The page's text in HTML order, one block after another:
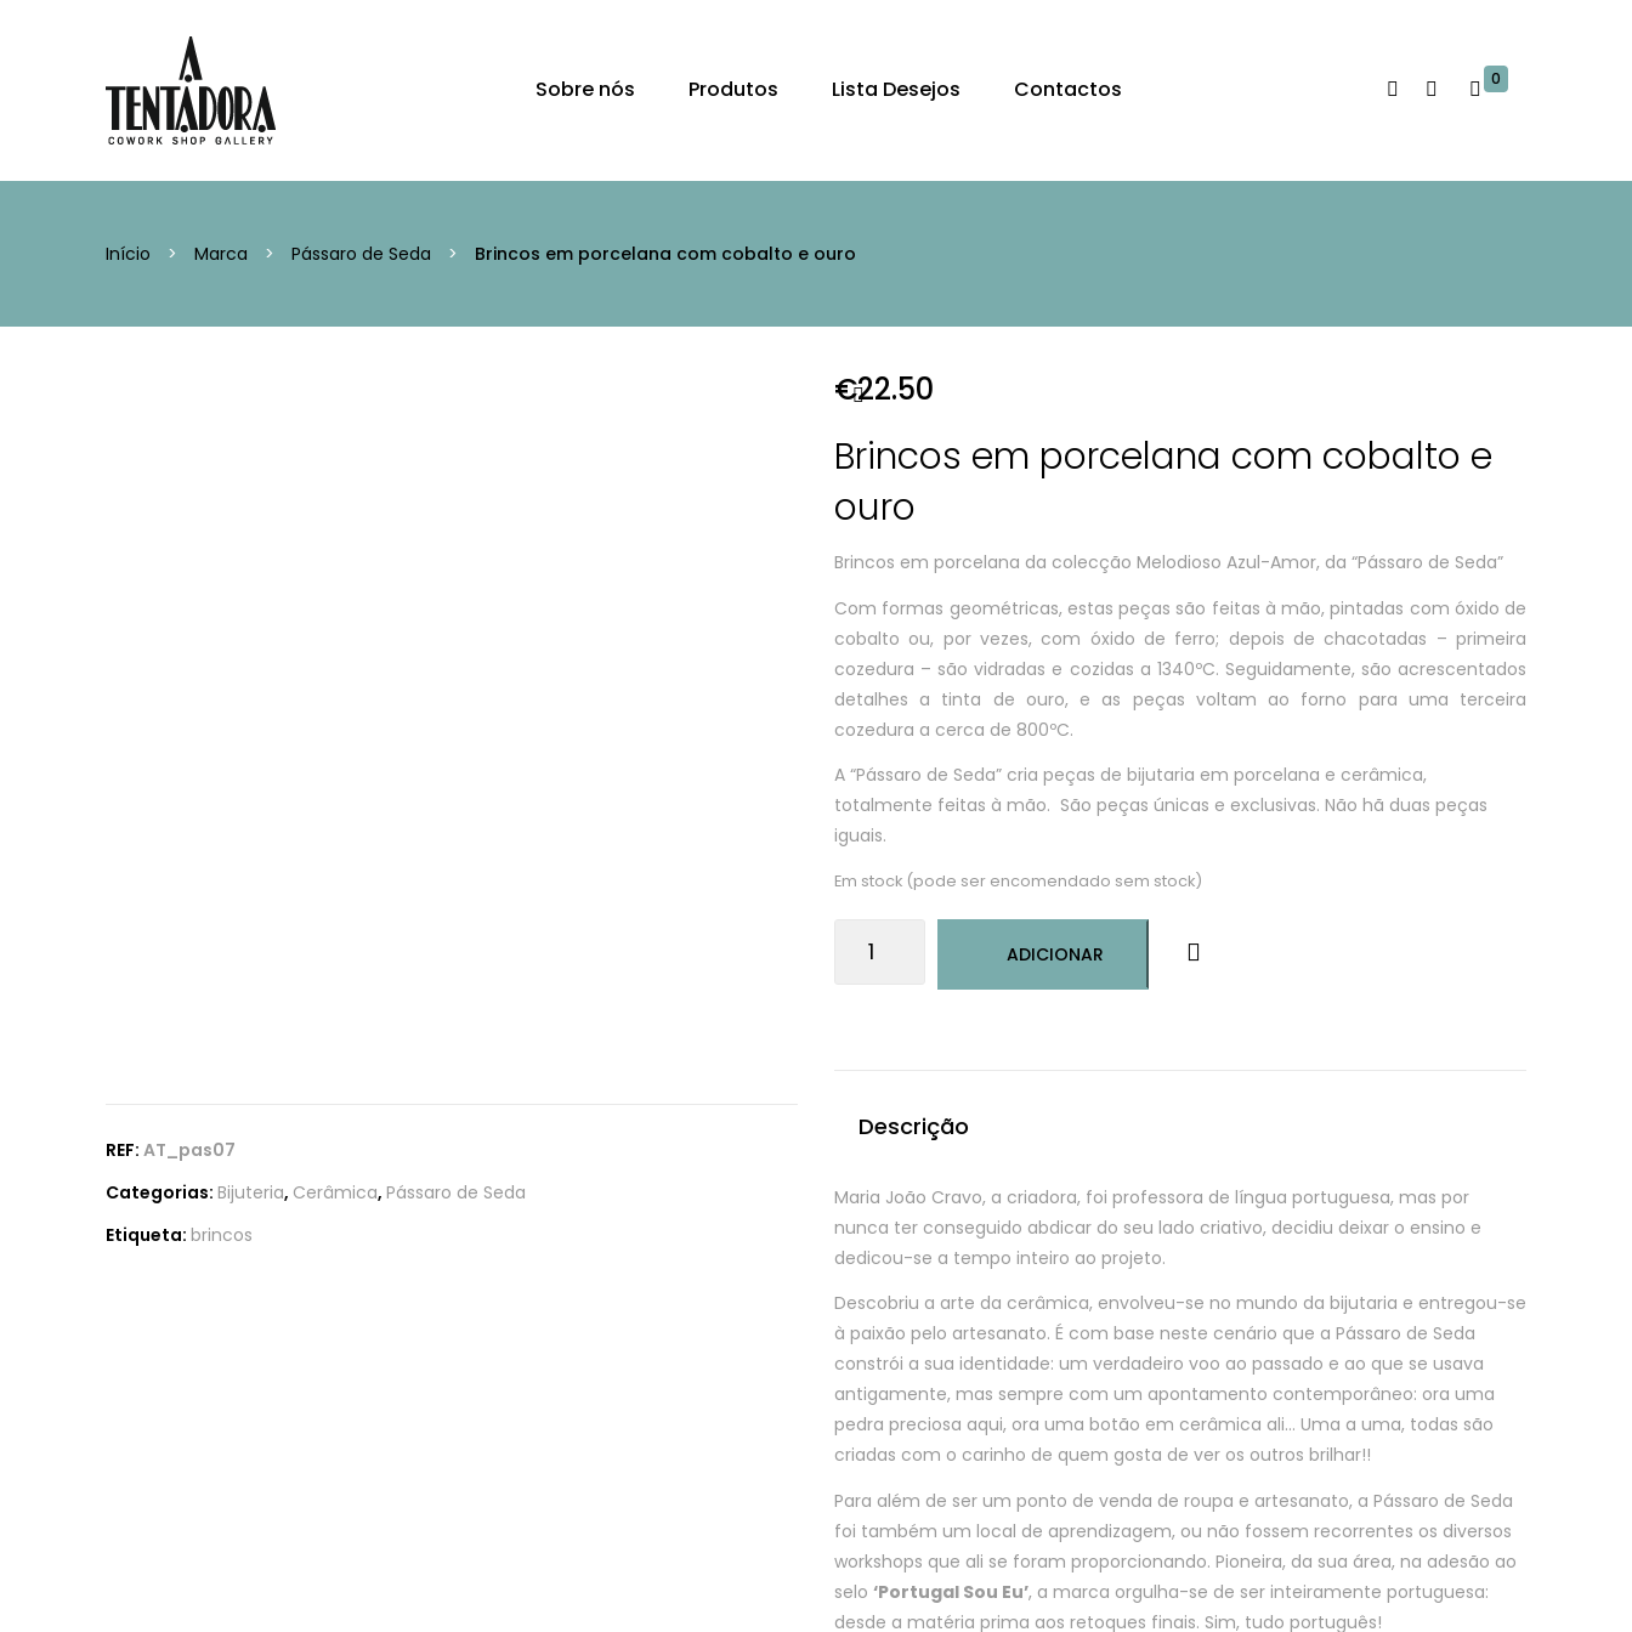
Sobre nós Produtos Lista Desejos Contactos 0
Início > Marca > Pássaro de Seda > Brincos em porcelana com cobalto e ouro
REF: AT_pas07
Categorias: Bijuteria, Cerâmica, Pássaro de Seda
Etiqueta: brincos
€22.50
Brincos em porcelana com cobalto e
ouro
Brincos em porcelana da colecção Melodioso Azul-Amor, da “Pássaro de Seda”
Com formas geométricas, estas peças são feitas à mão, pintadas com óxido de
cobalto ou, por vezes, com óxido de ferro; depois de chacotadas – primeira
cozedura – são vidradas e cozidas a 1340ºC. Seguidamente, são acrescentados
detalhes a tinta de ouro, e as peças voltam ao forno para uma terceira
cozedura a cerca de 800ºC.
A “Pássaro de Seda” cria peças de bijutaria em porcelana e cerâmica,
totalmente feitas à mão. São peças únicas e exclusivas. Não hã duas peças
iguais.
Em stock (pode ser encomendado sem stock)
cobalto
ADICIONAR
Descrição
Maria João Cravo, a criadora, foi professora de língua portuguesa, mas por
nunca ter conseguido abdicar do seu lado criativo, decidiu deixar o ensino e
dedicou-se a tempo inteiro ao projeto.
Descobriu a arte da cerâmica, envolveu-se no mundo da bijutaria e entregou-se
à paixão pelo artesanato. É com base neste cenário que a Pássaro de Seda
constrói a sua identidade: um verdadeiro voo ao passado e ao que se usava
antigamente, mas sempre com um apontamento contemporâneo: ora uma
pedra preciosa aqui, ora uma botão em cerâmica ali… Uma a uma, todas são
criadas com o carinho de quem gosta de ver os outros brilhar!!
Para além de ser um ponto de venda de roupa e artesanato, a Pássaro de Seda
foi também um local de aprendizagem, ou não fossem recorrentes os diversos
workshops que ali se foram proporcionando. Pioneira, da sua área, na adesão ao
selo ‘Portugal Sou Eu’, a marca orgulha-se de ser inteiramente portuguesa:
desde a matéria prima aos retoques finais. Sim, tudo português!